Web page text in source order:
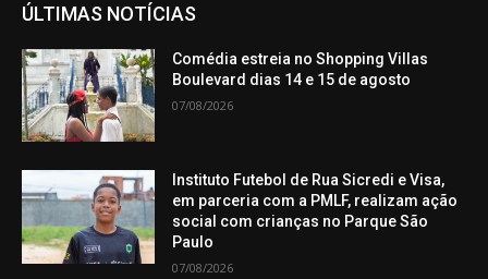
ÚLTIMAS NOTÍCIAS
Comédia estreia no Shopping Villas
Boulevard dias 14 e 15 de agosto
07/08/2026
Instituto Futebol de Rua Sicredi e Visa,
em parceria com a PMLF, realizam ação
social com crianças no Parque São
Paulo
07/08/2026